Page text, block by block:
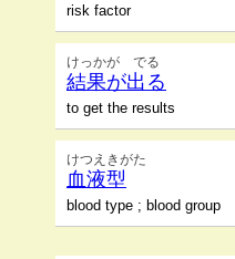
risk factor
けっかが でる
結果が出る
to get the results
けつえきがた
血液型
blood type ; blood group